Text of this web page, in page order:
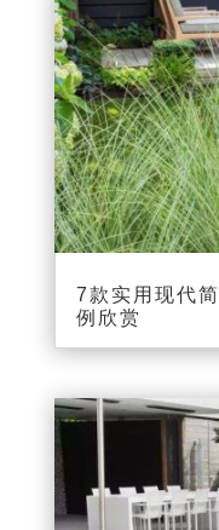
7款实用现代
例欣赏